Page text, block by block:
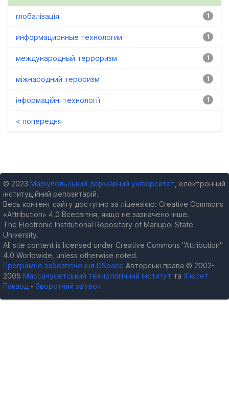
1
глобалізація
1
информационные технологии
1
международный терроризм
1
міжнародний тероризм
1
інформаційні технології
< попередня
© 2023 Маріупольський державний університет , електронний
інституційний репозитарій.
Весь контент сайту доступно за ліцензією: Creative Commons
«Attribution» 4.0 Всесвітня, якщо не зазначено інше.
The Electronic Institutional Repository of Mariupol State
University.
All site content is licensed under Creative Commons "Attribution"
4.0 Worldwide, unless otherwise noted.
Програмне забезпечення DSpace Авторські права © 2002-
2005 Массачусетський технологічний інститут та Х’юлет
Пакард - Зворотний зв’язок